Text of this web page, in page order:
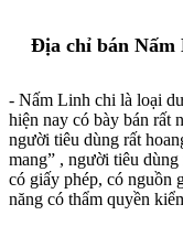
Địa chỉ bán Nấm
- Nấm Linh chi là loại
hiện nay có bày bán rất
người tiêu dùng rất
mang” , người tiêu
có giấy phép, có nguồn
năng có thẩm quyền